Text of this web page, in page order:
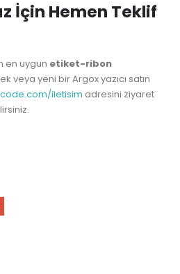
İçin Hemen Teklif
en uygun etiket-ribon
veya yeni bir Argox yazıcı satın
iletisim adresini ziyaret